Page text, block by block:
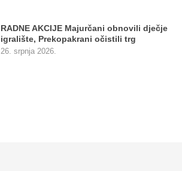
RADNE AKCIJE Majurčani obnovili dječje
igralište, Prekopakrani očistili trg
26. srpnja 2026.